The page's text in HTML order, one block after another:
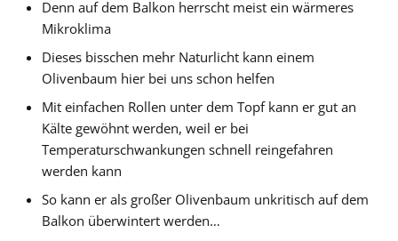
Denn auf dem Balkon herrscht meist ein wärmeres
Mikroklima
Dieses bisschen mehr Naturlicht kann einem
Olivenbaum hier bei uns schon helfen
Mit einfachen Rollen unter dem Topf kann er gut an
Kälte gewöhnt werden, weil er bei
Temperaturschwankungen schnell reingefahren
werden kann
So kann er als großer Olivenbaum unkritisch auf dem
Balkon überwintert werden…